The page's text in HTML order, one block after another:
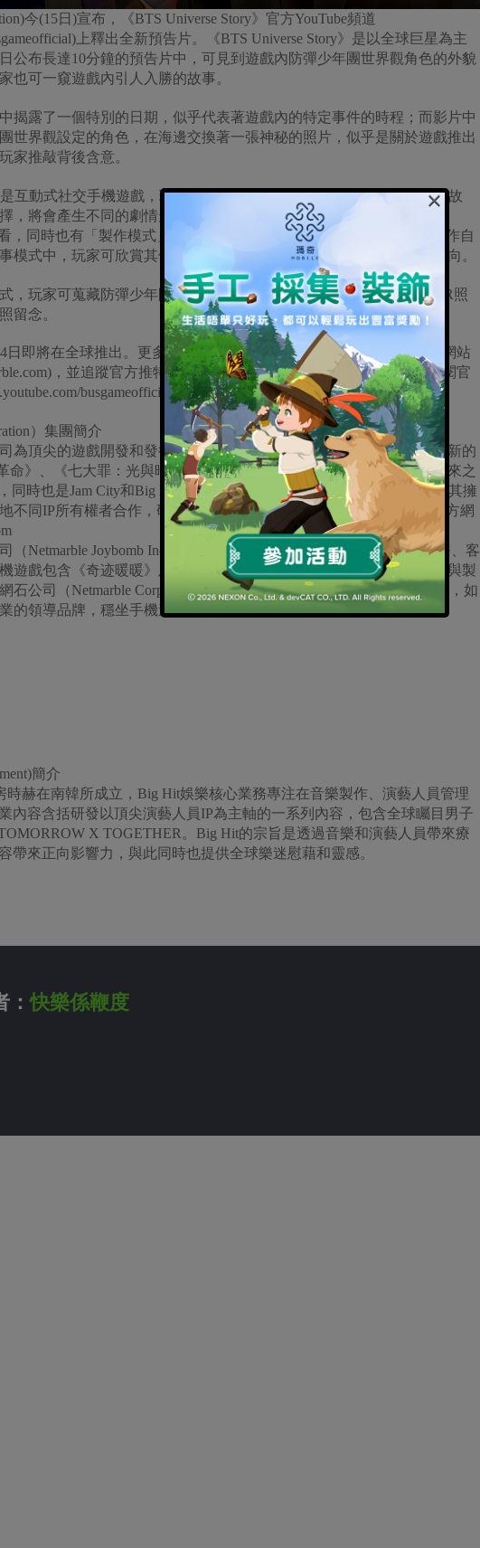
今(15日)宣布，《BTS Universe Story》官方YouTube頻道
上釋出全新預告片。《BTS Universe Story》是以全球巨星為主
公布長達10分鐘的預告片中，可見到遊戲內防彈少年團世界觀角色的外貌
也可一窺遊戲內引人入勝的故事。
露了一個特別的日期，似乎代表著遊戲內的特定事件的時程；而影片中
世界觀設定的角色，在海邊交換著一張神秘的照片，似乎是關於遊戲推出
家推敲背後含意。
動式社交手機遊戲，玩家可直接在遊戲內創作，或是遊玩遊戲內的故
，將會產生不同的劇情走向。遊戲內有圍繞防彈少年團世界觀(BTS
，同時也有「製作模式」，玩家將可使用遊戲內的製作工具，輕鬆創作自
模式中，玩家可欣賞其他玩家製作的故事，做出抉擇而影響故事的走向。
玩家可蒐藏防彈少年團世界觀角色的專屬服飾和配件，並可使用AR照
留念。
日即將在全球推出。更多遊戲資訊，請至《BTS Universe Story》官方網站
，並追蹤官方推特帳號(https://twitter.com/BUSgameOfficial)和訂閱官
busgameofficial) 。
）集團簡介
為頂尖的遊戲開發和發行商，並打破手機遊戲體驗限制，推出高度創新的
命》、《七大罪：光與暗之交戰》、《劍靈：革命》和《MARVEL未來之
同時也是Jam City和Big Hit Entertainment的主要股東，網石致力於透過其擁
不同IP所有權者合作，研發出多元的手機遊戲。更多資訊，請參考官方網
（Netmarble Joybomb Inc.）成立於2012年7月，擁有專業的營運、業務、客
遊戲包含《奇迹暖暖》及《棒球殿堂》，並與疊紙遊戲聯合營運《戀與製
石公司（Netmarble Corporation）全球版遊戲台港澳地區的行銷與客服，如
的領導品牌，穩坐手機遊戲市場龍頭地位，更多資訊詳見
簡介
時赫在南韓所成立，Big Hit娛樂核心業務專注在音樂製作、演藝人員管理
內容含括研發以頂尖演藝人員IP為主軸的一系列內容，包含全球矚目男子
X TOGETHER。Big Hit的宗旨是透過音樂和演藝人員帶來療
帶來正向影響力，與此同時也提供全球樂迷慰藉和靈感。
：快樂係鞭度
×